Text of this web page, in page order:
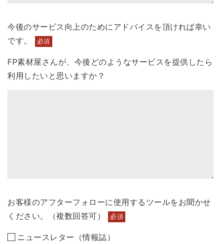
今後のサービス向上のためにアドバイスを頂ければ幸い
です。
必須
FP素材屋さんが、今後どのようなサービスを提供したら
利用したいと思いますか？
お客様のアフターフォローに使用するツールをお聞かせ
ください。（複数回答可）
必須
ニュースレター（情報誌）